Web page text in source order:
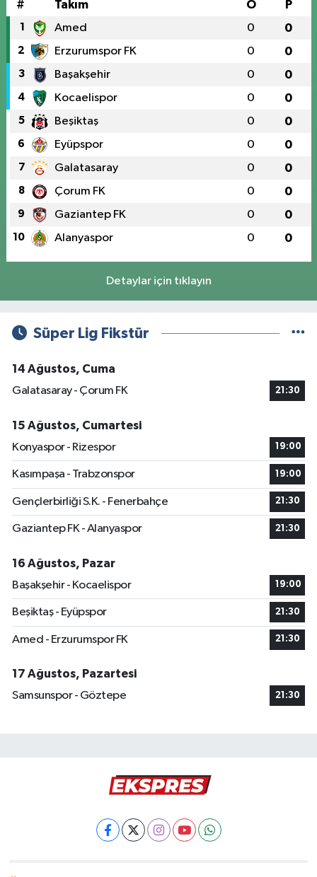
# Takım O P
1 Amed 0 0
2 Erzurumspor FK 0 0
3 Başakşehir 0 0
4 Kocaelispor 0 0
5 Beşiktaş 0 0
6 Eyüpspor 0 0
7 Galatasaray 0 0
8 Çorum FK 0 0
9 Gaziantep FK 0 0
10 Alanyaspor 0 0
Detaylar için tıklayın
Süper Lig Fikstür
14 Ağustos, Cuma
Galatasaray - Çorum FK
21:30
15 Ağustos, Cumartesi
Konyaspor - Rizespor
19:00
Kasımpaşa - Trabzonspor 19:00
Gençlerbirliği S.K. - Fenerbahçe 21:30
Gaziantep FK - Alanyaspor 21:30
16 Ağustos, Pazar
Başakşehir - Kocaelispor
19:00
Beşiktaş - Eyüpspor 21:30
Amed - Erzurumspor FK 21:30
17 Ağustos, Pazartesi
Samsunspor - Göztepe
21:30